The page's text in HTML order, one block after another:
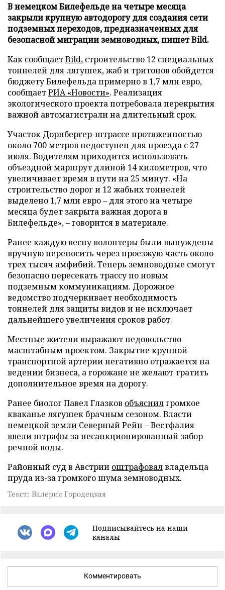
В немецком Билефельде на четыре месяца
закрыли крупную автодорогу для создания сети
подземных переходов, предназначенных для
безопасной миграции земноводных, пишет Bild.
Как сообщаетBild, строительство 12 специальных
тоннелей для лягушек, жаб и тритонов обойдется
бюджету Билефельда примерно в 1,7 млн евро,
сообщаетРИА «Новости». Реализация
экологического проекта потребовала перекрытия
важной автомагистрали на длительный срок.
Участок Дорнбергер-штрассе протяженностью
около 700 метров недоступен для проезда с 27
июля. Водителям приходится использовать
объездной маршрут длиной 14 километров, что
увеличивает время в пути на 25 минут. «На
строительство дорог и 12 жабьих тоннелей
выделено 1,7 млн евро – для этого на четыре
месяца будет закрыта важная дорога в
Билефельде», – говорится в материале.
Ранее каждую весну волонтеры были вынуждены
вручную переносить через проезжую часть около
трех тысяч амфибий. Теперь земноводные смогут
безопасно пересекать трассу по новым
подземным коммуникациям. Дорожное
ведомство подчеркивает необходимость
тоннелей для защиты видов и не исключает
дальнейшего увеличения сроков работ.
Местные жители выражают недовольство
масштабным проектом. Закрытие крупной
транспортной артерии негативно отражается на
ведении бизнеса, а горожане не желают тратить
дополнительное время на дорогу.
Ранее биолог Павел Глазков объяснилгромкое
кваканье лягушек брачным сезоном. Власти
немецкой земли Северный Рейн – Вестфалия
ввелиштрафы за несанкционированный забор
речной воды.
Районный суд в Австрии оштрафовалвладельца
пруда из-за громкого шума земноводных.
Текст: Валерия Городецкая
Подписывайтесь на наши
каналы
Комментировать